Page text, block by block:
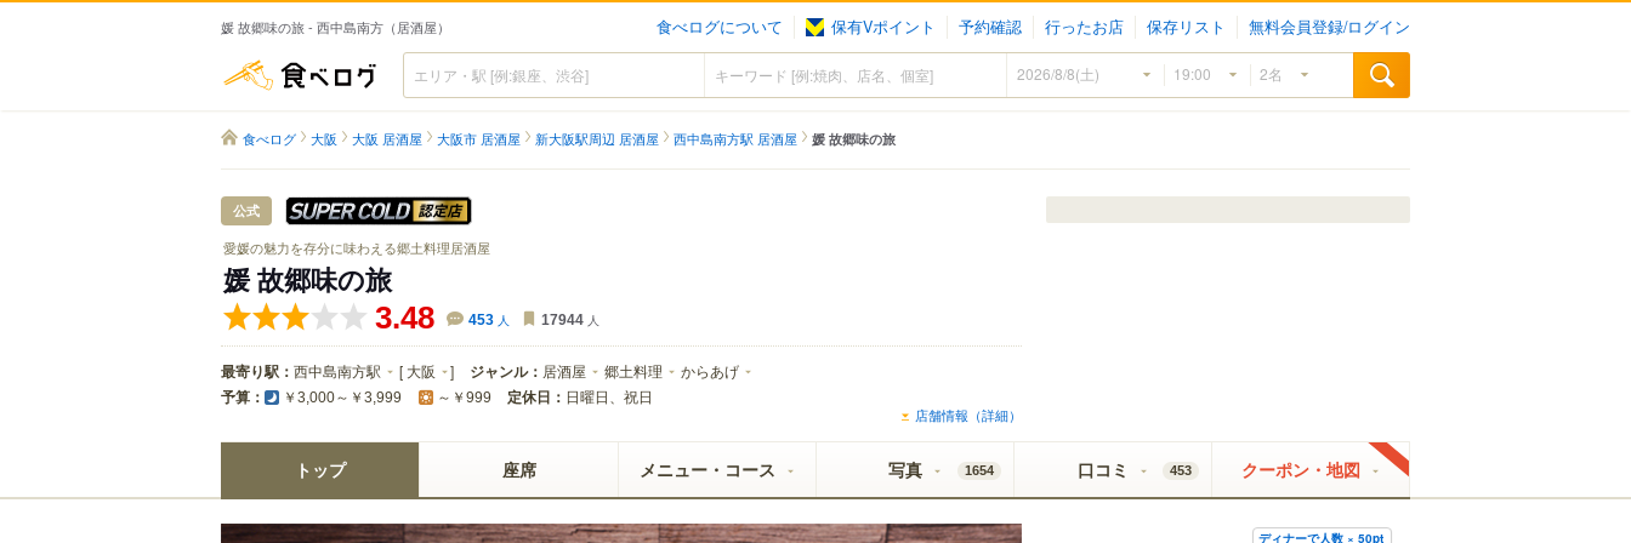
媛 故郷味の旅 - 西中島南方（居酒屋） 食べログについて 保有Vポイント 予約確認 行ったお店 保存リスト 無料会員登録/ログイン
食べログ
食べログ 大阪 大阪 居酒屋 大阪市 居酒屋 新大阪駅周辺 居酒屋 西中島南方駅 居酒屋 媛 故郷味の旅
公式
愛媛の魅力を存分に味わえる郷土料理居酒屋
媛 故郷味の旅
3.48 453 人 17944 人
最寄り駅： 西中島南方駅 [ 大阪 ] ジャンル： 居酒屋 郷土料理 からあげ
予算： ￥3,000～￥3,999 ～￥999 定休日： 日曜日、祝日
店舗情報（詳細）
トップ 座席 メニュー・コース 写真 1654 口コミ 453 クーポン・地図
ディナーで人数 × 50pt